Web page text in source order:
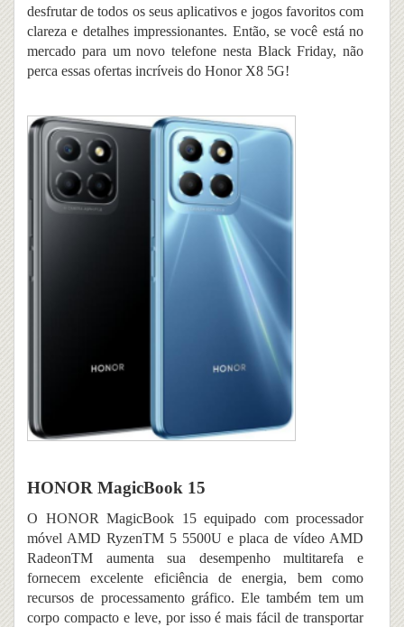
desfrutar de todos os seus aplicativos e jogos favoritos com
clareza e detalhes impressionantes. Então, se você está no
mercado para um novo telefone nesta Black Friday, não
perca essas ofertas incríveis do Honor X8 5G!
HONOR MagicBook 15
O HONOR MagicBook 15 equipado com processador
móvel AMD RyzenTM 5 5500U e placa de vídeo AMD
RadeonTM aumenta sua desempenho multitarefa e
fornecem excelente eficiência de energia, bem como
recursos de processamento gráfico. Ele também tem um
corpo compacto e leve, por isso é mais fácil de transportar